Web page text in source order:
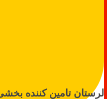
لرستان تامین کننده